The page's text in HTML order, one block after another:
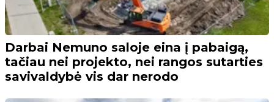
Darbai Nemuno saloje eina į pabaigą,
tačiau nei projekto, nei rangos sutarties
savivaldybė vis dar nerodo